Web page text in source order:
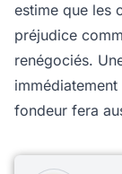
estime que les
préjudice
renégociés.
fondeur fera